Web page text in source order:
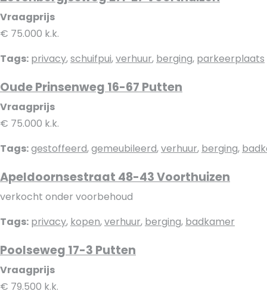
Vraagprijs
€ 75.000 k.k.
Tags: privacy,schuifpui,verhuur, berging, parkeerplaats
Oude Prinsenweg 16-67 Putten
Vraagprijs
€ 75.000 k.k.
Tags:gestoffeerd,gemeubileerd,verhuur, berging,
Apeldoornsestraat 48-43 Voorthuizen
verkocht onder voorbehoud
Tags: privacy, kopen,verhuur, berging, badkamer
Poolseweg 17-3 Putten
Vraagprijs
€ 79.500 k.k.